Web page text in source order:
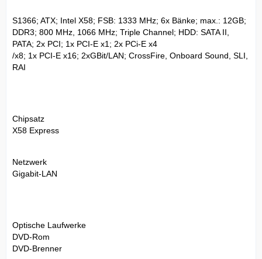
S1366; ATX; Intel X58; FSB: 1333 MHz; 6x Bänke; max.: 12GB;
DDR3; 800 MHz, 1066 MHz; Triple Channel; HDD: SATA II,
PATA; 2x PCI; 1x PCI-E x1; 2x PCi-E x4
/x8; 1x PCI-E x16; 2xGBit/LAN; CrossFire, Onboard Sound, SLI,
RAI
Chipsatz
X58 Express
Netzwerk
Gigabit-LAN
Optische Laufwerke
DVD-Rom
DVD-Brenner